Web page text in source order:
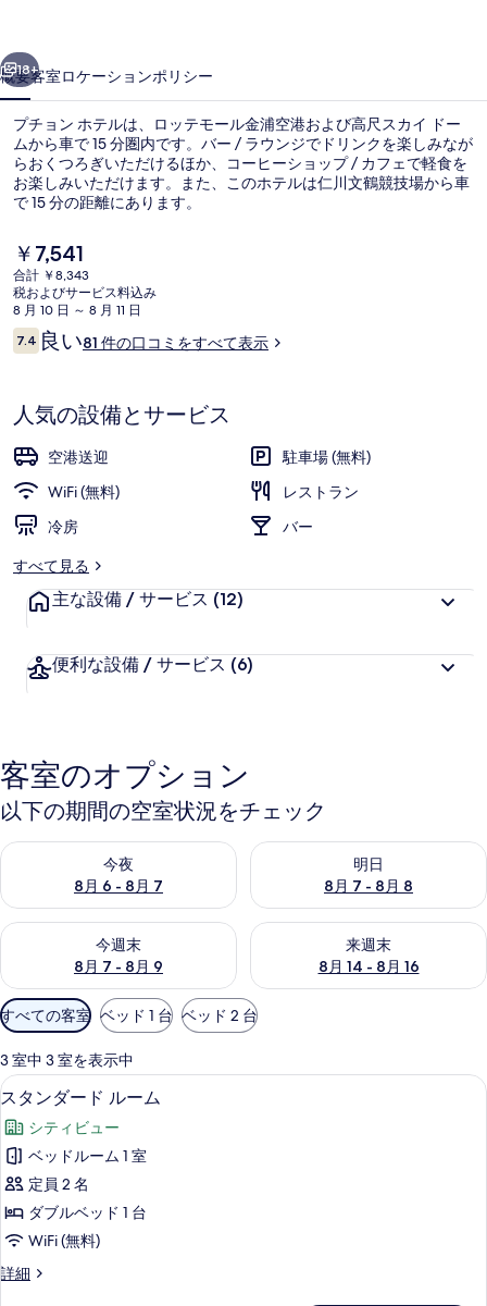
の
写
真
ギ
ャ
ラ
リ
ー
18+
概要客室ロケーションポリシー
プチョン ホテルは、ロッテモール金浦空港および高尺スカイ ドー
ムから車で 15 分圏内です。バー / ラウンジでドリンクを楽しみなが
らおくつろぎいただけるほか、コーヒーショップ / カフェで軽食を
お楽しみいただけます。また、このホテルは仁川文鶴競技場から車
で 15 分の距離にあります。
現
在
の
料
金
は
す
￥7,541
合計 ￥8,343
税およびサービス料込み
8 月 10 日 ～ 8 月 11 日
口
コ
7.410段階中7.4
良い81 件の口コミをすべて表示
人気の設備とサービス
空港送迎
駐車場 (無料)
WiFi (無料)
レストラン
冷房
バー
すべて見る
主な設備 / サービス (12)
便利な設備 / サービス (6)
客室のオプション
以下の期間の空室状況をチェック
今夜
8月 6 - 8月 7
今夜 8月 6 - 8月 7 の空室状況をチェック
明日
8月 7 - 8月 8
明日 8月 7 - 8月 8 の空室状況
今週末
8月 7 - 8月 9
今週末 8月 7 - 8月 9 の空室状況をチェック
来週末
8月 14 - 8月 16
来週末 8月 14 - 8月 16 の空室
利
用
可
能
な
客
室
の
り
込
み
すべての客室 ベッド 1 台 ベッド 2 台
3 室中 3 室を表示中
ス
タ
ン
ダ
ー
ド
ー
スタンダード ルーム | アイロン / ア
2
スタンダード ルーム
シティビュー
ベッドルーム 1 室
定員 2 名
ダブルベッド 1 台
WiFi (無料)
詳細
ス